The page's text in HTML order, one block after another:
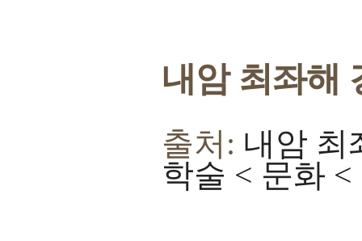
내암 최좌해
출처: 내암 최
학술 < 문화